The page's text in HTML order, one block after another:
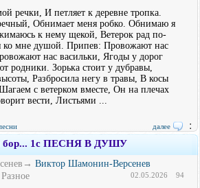
речки, И петляет к деревне тропка.
Обнимает меня робко. Обнимаю я
к нему щекой, Ветерок рад по-
ко мне душой. Припев: Провожают нас
нас васильки, Ягоды у дорог
родники. Зорька стоит у дубравы,
Разбросила негу в травы, В косы
с ветерком вместе, Он на плечах
вести, Листьями ...
далее :
бор... 1с ПЕСНЯ В ДУШУ
Виктор Шамонин-Версенев
02.05.2026 94